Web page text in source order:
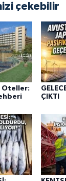
çekebilir
Oteller:
ÇIKTI